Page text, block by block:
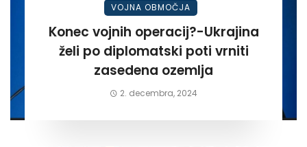
VOJNA OBMOČJA
Konec vojnih operacij?-Ukrajina
želi po diplomatski poti vrniti
zasedena ozemlja
2. decembra, 2024